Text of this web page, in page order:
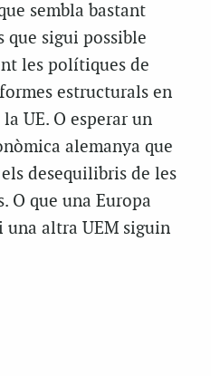
sembla bastant
sigui possible
les polítiques de
estructurals en
UE. O esperar un
alemanya que
desequilibris de les
O que una Europa
altra UEM siguin